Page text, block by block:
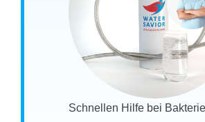
Schnellen Hilfe bei